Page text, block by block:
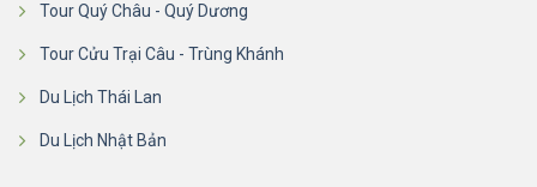
Tour Quý Châu - Quý Dương
Tour Cửu Trại Câu - Trùng Khánh
Du Lịch Thái Lan
Du Lịch Nhật Bản